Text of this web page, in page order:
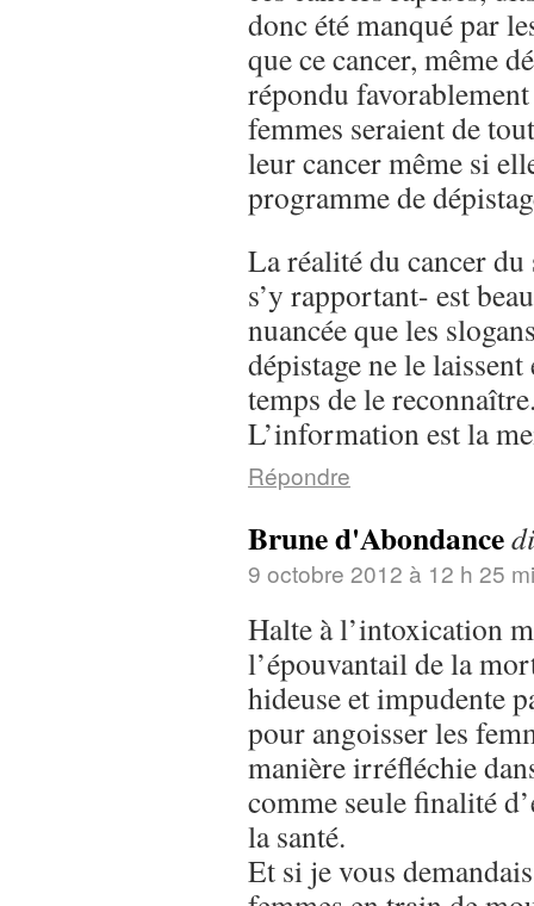
donc été manqué par
que ce cancer, même
répondu
femmes seraient de
leur cancer même si
programme de
La réalité du cancer
s’y rapportant- est
nuancée que les
dépistage ne le
temps de le
L’information est la
Répondre
Brune d'Abondance
9 octobre 2012 à 12 h 25
Halte à l’intoxication
l’épouvantail de la
hideuse et impudente
pour angoisser les
manière irréfléchie
comme seule finalité
la santé.
Et si je vous